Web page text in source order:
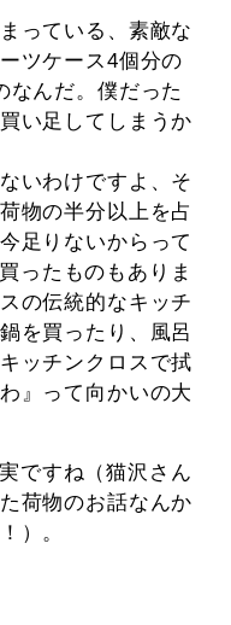
っている、素敵な
ツケース4個分の
なんだ。僕だった
い足してしまうか
いわけですよ、そ
物の半分以上を占
足りないからって
ったものもありま
の伝統的なキッチ
を買ったり、風呂
ッチンクロスで拭
』って向かいの大
ですね（猫沢さん
荷物のお話なんか
）。